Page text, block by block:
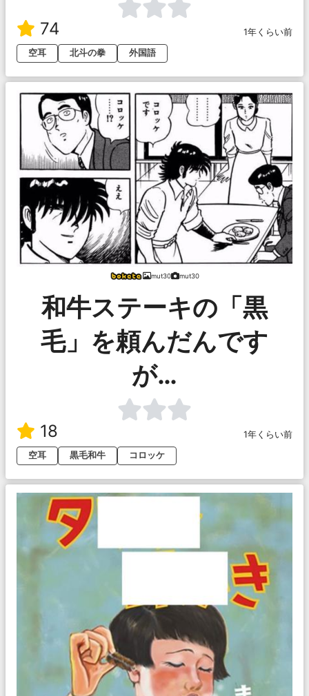
74
1年くらい前
空耳
北斗の拳 外国語
mut30 mut30
和牛ステーキの「黒
毛」を頼んだんです
が…
18
1年くらい前
空耳
黒毛和牛 コロッケ